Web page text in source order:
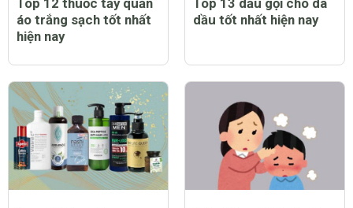
áo trắng sạch tốt nhất
hiện nay
dầu tốt nhất hiện nay